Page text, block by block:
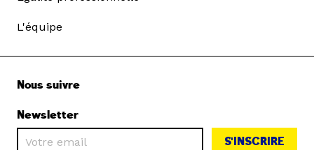
L'équipe
Nous suivre
Newsletter
S'INSCRIRE